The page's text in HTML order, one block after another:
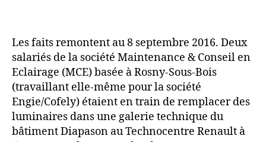
Les faits remontent au 8 septembre 2016. Deux
salariés de la société Maintenance & Conseil en
Eclairage (MCE) basée à Rosny-Sous-Bois
(travaillant elle-même pour la société
Engie/Cofely) étaient en train de remplacer des
luminaires dans une galerie technique du
bâtiment Diapason au Technocentre Renault à